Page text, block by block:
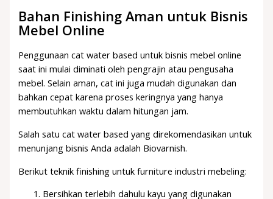
Bahan Finishing Aman untuk Bisnis
Mebel Online
Penggunaan cat water based untuk bisnis mebel online
saat ini mulai diminati oleh pengrajin atau pengusaha
mebel. Selain aman, cat ini juga mudah digunakan dan
bahkan cepat karena proses keringnya yang hanya
membutuhkan waktu dalam hitungan jam.
Salah satu cat water based yang direkomendasikan untuk
menunjang bisnis Anda adalah Biovarnish.
Berikut teknik finishing untuk furniture industri mebeling:
Bersihkan terlebih dahulu kayu yang digunakan